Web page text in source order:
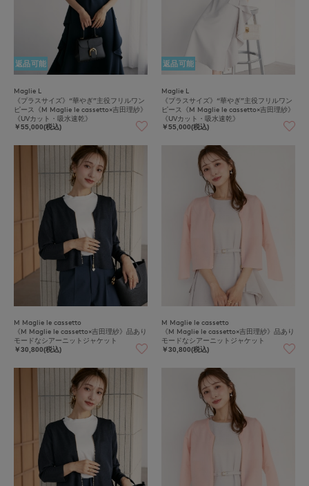
返品可能
Maglie L
《プラスサイズ》“華やぎ”主役フリルワン
ピース《M Maglie le cassetto×吉田理紗》
《UVカット・吸水速乾》
￥55,000(税込)
返品可能
Maglie L
《プラスサイズ》“華やぎ”主役フリルワン
ピース《M Maglie le cassetto×吉田理紗》
《UVカット・吸水速乾》
￥55,000(税込)
M Maglie le cassetto
《M Maglie le cassetto×吉田理紗》品あり
モードなシアーニットジャケット
￥30,800(税込)
M Maglie le cassetto
《M Maglie le cassetto×吉田理紗》品あり
モードなシアーニットジャケット
￥30,800(税込)